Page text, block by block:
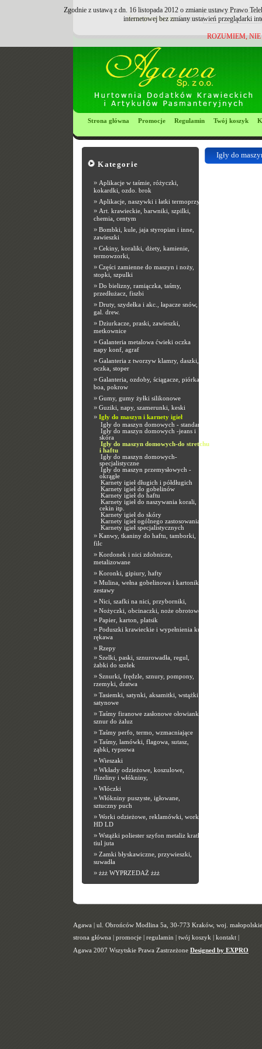
Zarejestruj się Login:
Strona główna Promocje Regulamin Twój koszyk
Kategorie
» Aplikacje w taśmie, różyczki,
kokardki, ozdo. brok
» Aplikacje, naszywki i łatki termoprzyle
» Art. krawieckie, barwniki, szpilki,
chemia, centym
» Bombki, kule, jaja styropian i inne,
zawieszki
» Cekiny, koraliki, dżety, kamienie,
termowzorki,
» Części zamienne do maszyn i noży,
stopki, szpulki
» Do bielizny, ramiączka, taśmy,
przedłużacz, fiszbi
» Druty, szydełka i akc., łapacze snów,
gal. drew.
» Dziurkacze, praski, zawieszki,
metkownice
» Galanteria metalowa ćwieki oczka
napy konf, agraf
» Galanteria z tworzyw klamry, daszki,
oczka, stoper
» Galanteria, ozdoby, ściągacze, piórka,
boa, pokrow
» Gumy, gumy żyłki silikonowe
» Guziki, napy, szamerunki, keski
» Igły do maszyn i karnety igieł
Igły do maszyn domowych - standard
Igły do maszyn domowych -jeans i
skóra
Igły do maszyn domowych-do stretchu
i haftu
Igły do maszyn domowych-
specjalistyczne
Igły do maszyn przemysłowych -
okrągłe
Karnety igieł długich i półdługich
Karnety igieł do gobelinów
Karnety igieł do haftu
Karnety igieł do naszywania korali,
cekin itp.
Karnety igieł do skóry
Karnety igieł ogólnego zastosowania
Karnety igieł specjalistycznych
» Kanwy, tkaniny do haftu, tamborki,
filc
» Kordonek i nici zdobnicze,
metalizowane
» Koronki, gipiury, hafty
» Mulina, wełna gobelinowa i kartoniki,
zestawy
» Nici, szafki na nici, przyborniki,
» Nożyczki, obcinaczki, noże obrotowe
» Papier, karton, platsik
» Poduszki krawieckie i wypełnienia kuli
rękawa
» Rzepy
» Szelki, paski, sznurowadła, regul,
żabki do szelek
» Sznurki, frędzle, sznury, pompony,
rzemyki, dratwa
» Tasiemki, satynki, aksamitki, wstążki
satynowe
» Taśmy firanowe zasłonowe ołowianki,
sznur do żaluz
» Taśmy perfo, termo, wzmacniające
» Taśmy, lamówki, flagowa, sutasz,
ząbki, rypsowa
» Wieszaki
» Wkłady odzieżowe, koszulowe,
flizeliny i włókniny,
» Włóczki
» Włókniny puszyste, igłowane,
sztuczny puch
» Worki odzieżowe, reklamówki, worki
HD LD
» Wstążki poliester szyfon metaliz kratka
tiul juta
» Zamki błyskawiczne, przywieszki,
suwadła
» żżż WYPRZEDAŻ żżż
Igły do
Agawa | ul. Obrońców Modlina 5a, 30-773 Kraków, woj.
strona główna
promocje regulamin twój koszyk kontakt
Agawa 2007 Wszytskie Prawa Zastrzeżone Designed by EXPRO
Zgodnie z ustawą z dn. 16 listopada 2012 o zmianie ustawy Prawo
internetowej bez zmiany ustawień przeglądarki
ROZUMIEM,